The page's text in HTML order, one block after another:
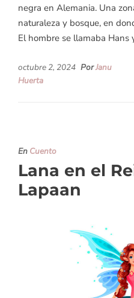
negra en Alemania. Una
naturaleza y bosque, en
El hombre se llamaba Hans
octubre 2, 2024 PorJanu
Huerta
En Cuento
Lana en el
Lapaan